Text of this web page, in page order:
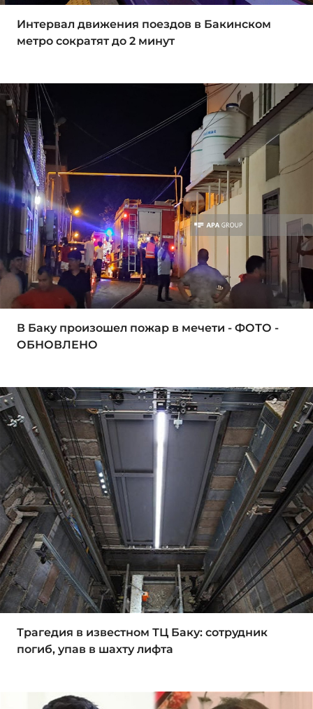
Интервал движения поездов в Бакинском
метро сократят до 2 минут
В Баку произошел пожар в мечети - ФОТО -
ОБНОВЛЕНО
Трагедия в известном ТЦ Баку: сотрудник
погиб, упав в шахту лифта